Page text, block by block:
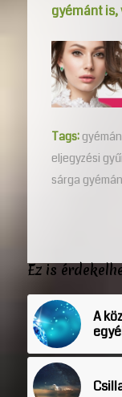
gyémánt
Tags:
eljegyzési
sárga
Ez is
A